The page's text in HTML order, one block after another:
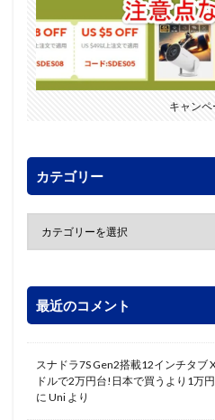
キャンペ
カテゴリー
最近のコメント
スナドラ7S Gen2搭載12インチタブ
ドルで2万円台!日本で買うより1万
に Uni より